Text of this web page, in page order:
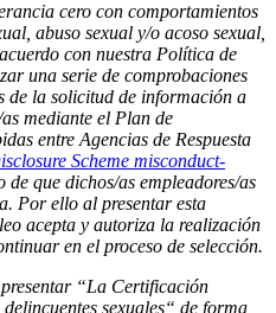
cero con comportamientos
abuso sexual y/o acoso sexual,
con nuestra Política de
una serie de comprobaciones
de la solicitud de información a
mediante el Plan de
entre Agencias de Respuesta
Scheme misconduct-
de que dichos/as empleadores/as
Por ello al presentar esta
acepta y autoriza la realización
en el proceso de selección.
“La Certificación
sexuales“ de forma